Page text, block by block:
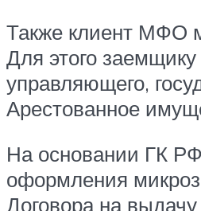
Также клиент МФО
Для этого
управляющего,
Арестованное
На основании ГК
оформления
Договора на